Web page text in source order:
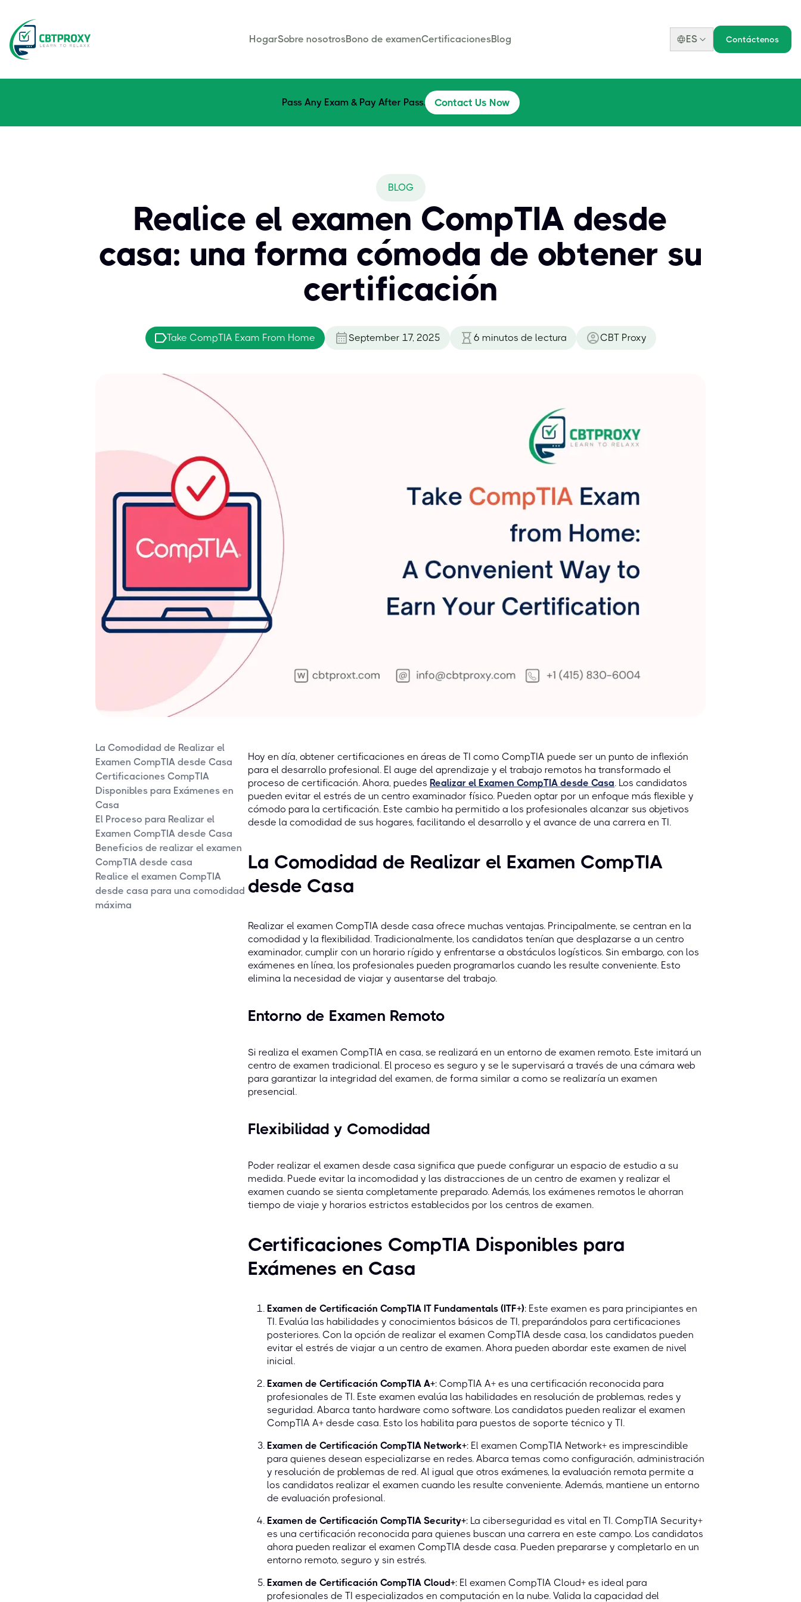
HogarSobre nosotrosBono de examenCertificacionesBlog ES Contáctenos
Pass Any Exam & Pay After Pass. Contact Us Now
BLOG
Realice el examen CompTIA desde
casa: una forma cómoda de obtener su
certificación
Take CompTIA Exam From Home September 17, 2025 6 minutos de lectura CBT Proxy
La Comodidad de Realizar el
Examen CompTIA desde Casa
Certificaciones CompTIA
Disponibles para Exámenes en
Casa
El Proceso para Realizar el
Examen CompTIA desde Casa
Beneficios de realizar el examen
CompTIA desde casa
Realice el examen CompTIA
desde casa para una comodidad
máxima
Hoy en día, obtener certificaciones en áreas de TI como CompTIA puede ser un punto de inflexión
para el desarrollo profesional. El auge del aprendizaje y el trabajo remotos ha transformado el
proceso de certificación. Ahora, puedes Realizar el Examen CompTIA desde Casa. Los candidatos
pueden evitar el estrés de un centro examinador físico. Pueden optar por un enfoque más flexible y
cómodo para la certificación. Este cambio ha permitido a los profesionales alcanzar sus objetivos
desde la comodidad de sus hogares, facilitando el desarrollo y el avance de una carrera en TI.
La Comodidad de Realizar el Examen CompTIA
desde Casa
Realizar el examen CompTIA desde casa ofrece muchas ventajas. Principalmente, se centran en la
comodidad y la flexibilidad. Tradicionalmente, los candidatos tenían que desplazarse a un centro
examinador, cumplir con un horario rígido y enfrentarse a obstáculos logísticos. Sin embargo, con los
exámenes en línea, los profesionales pueden programarlos cuando les resulte conveniente. Esto
elimina la necesidad de viajar y ausentarse del trabajo.
Entorno de Examen Remoto
Si realiza el examen CompTIA en casa, se realizará en un entorno de examen remoto. Este imitará un
centro de examen tradicional. El proceso es seguro y se le supervisará a través de una cámara web
para garantizar la integridad del examen, de forma similar a como se realizaría un examen
presencial.
Flexibilidad y Comodidad
Poder realizar el examen desde casa significa que puede configurar un espacio de estudio a su
medida. Puede evitar la incomodidad y las distracciones de un centro de examen y realizar el
examen cuando se sienta completamente preparado. Además, los exámenes remotos le ahorran
tiempo de viaje y horarios estrictos establecidos por los centros de examen.
Certificaciones CompTIA Disponibles para
Exámenes en Casa
Examen de Certificación CompTIA IT Fundamentals (ITF+): Este examen es para principiantes en
TI. Evalúa las habilidades y conocimientos básicos de TI, preparándolos para certificaciones
posteriores. Con la opción de realizar el examen CompTIA desde casa, los candidatos pueden
evitar el estrés de viajar a un centro de examen. Ahora pueden abordar este examen de nivel
inicial.
Examen de Certificación CompTIA A+: CompTIA A+ es una certificación reconocida para
profesionales de TI. Este examen evalúa las habilidades en resolución de problemas, redes y
seguridad. Abarca tanto hardware como software. Los candidatos pueden realizar el examen
CompTIA A+ desde casa. Esto los habilita para puestos de soporte técnico y TI.
Examen de Certificación CompTIA Network+: El examen CompTIA Network+ es imprescindible
para quienes desean especializarse en redes. Abarca temas como configuración, administración
y resolución de problemas de red. Al igual que otros exámenes, la evaluación remota permite a
los candidatos realizar el examen cuando les resulte conveniente. Además, mantiene un entorno
de evaluación profesional.
Examen de Certificación CompTIA Security+: La ciberseguridad es vital en TI. CompTIA Security+
es una certificación reconocida para quienes buscan una carrera en este campo. Los candidatos
ahora pueden realizar el examen CompTIA desde casa. Pueden prepararse y completarlo en un
entorno remoto, seguro y sin estrés.
Examen de Certificación CompTIA Cloud+: El examen CompTIA Cloud+ es ideal para
profesionales de TI especializados en computación en la nube. Valida la capacidad del